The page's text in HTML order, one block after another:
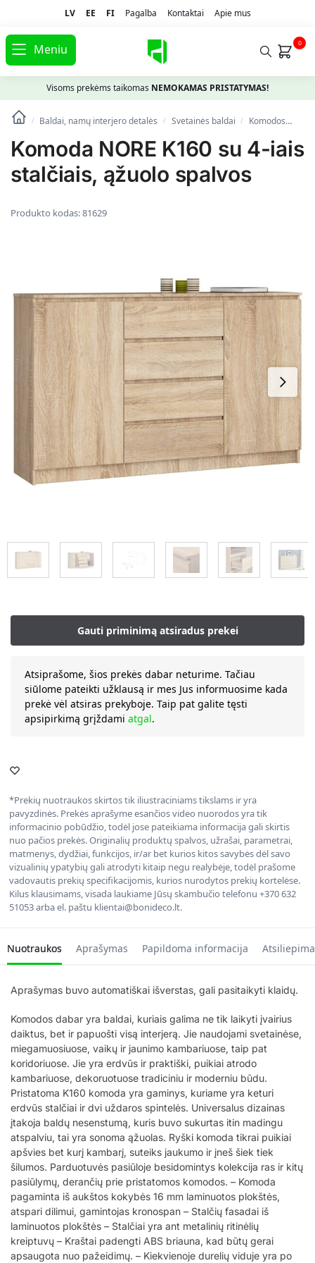
LV EE FI Pagalba Kontaktai Apie mus
Meniu 0
Visoms prekėms taikomas NEMOKAMAS PRISTATYMAS!
/ Baldai, namų interjero detalės / Svetainės baldai / Komodos
Komoda NORE K160 su 4-iais
stalčiais, ąžuolo spalvos
Produkto kodas:81629
Atsiprašome, šios prekės dabar neturime. Tačiau
siūlome pateikti užklausą ir mes Jus informuosime kada
prekė vėl atsiras prekyboje. Taip pat galite tęsti
apsipirkimą grįždami atgal.
*Prekių nuotraukos skirtos tik iliustraciniams tikslams ir yra
pavyzdinės. Prekės aprašyme esančios video nuorodos yra tik
informacinio pobūdžio, todėl jose pateikiama informacija gali skirtis
nuo pačios prekės. Originalių produktų spalvos, užrašai, parametrai,
matmenys, dydžiai, funkcijos, ir/ar bet kurios kitos savybės dėl savo
vizualinių ypatybių gali atrodyti kitaip negu realybėje, todėl prašome
vadovautis prekių specifikacijomis, kurios nurodytos prekių kortelėse.
Kilus klausimams, visada laukiame Jūsų skambučio telefonu +370 632
51053 arba el. paštu klientai@bonideco.lt.
Nuotraukos Aprašymas Papildoma informacija
Aprašymas buvo automatiškai išverstas, gali pasitaikyti klaidų.
Komodos dabar yra baldai, kuriais galima ne tik laikyti įvairius
daiktus, bet ir papuošti visą interjerą. Jie naudojami svetainėse,
miegamuosiuose, vaikų ir jaunimo kambariuose, taip pat
koridoriuose. Jie yra erdvūs ir praktiški, puikiai atrodo
kambariuose, dekoruotuose tradiciniu ir moderniu būdu.
Pristatoma K160 komoda yra gaminys, kuriame yra keturi
erdvūs stalčiai ir dvi uždaros spintelės. Universalus dizainas
įtakoja baldų nesenstumą, kuris buvo sukurtas itin madingu
atspalviu, tai yra sonoma ąžuolas. Ryški komoda tikrai puikiai
apšvies bet kurį kambarį, suteiks jaukumo ir įneš šiek tiek
šilumos. Parduotuvės pasiūloje besidomintys kolekcija ras ir kitų
pasiūlymų, derančių prie pristatomos komodos. – Komoda
pagaminta iš aukštos kokybės 16 mm laminuotos plokštės,
atspari dilimui, gamintojas kronospan – Stalčių fasadai iš
laminuotos plokštės – Stalčiai yra ant metalinių ritinėlių
kreiptuvų – Kraštai padengti ABS briauna, kad būtų gerai
apsaugota nuo pažeidimų. – Kiekvienoje durelių viduje yra po